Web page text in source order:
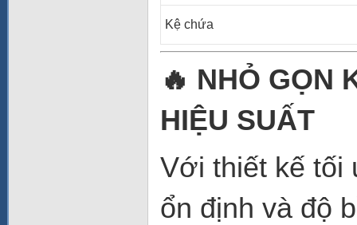
Kệ chứa
🔥 NHỎ GỌN
HIỆU SUẤT
Với thiết kế tối
ổn định và độ